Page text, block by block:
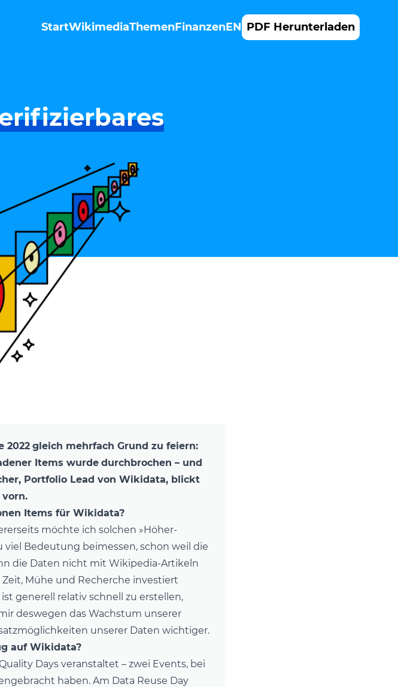
StartWikimediaThemenFinanzenEN PDF Herunterladen
2022 gleich mehrfach Grund zu feiern:
Items wurde durchbrochen – und
Portfolio Lead von Wikidata, blickt
Items für Wikidata?
möchte ich solchen »Höher-
Bedeutung beimessen, schon weil die
die Daten nicht mit Wikipedia-Artikeln
Mühe und Recherche investiert
generell relativ schnell zu erstellen,
deswegen das Wachstum unserer
unserer Daten wichtiger.
auf Wikidata?
Days veranstaltet – zwei Events, bei
haben. Am Data Reuse Day